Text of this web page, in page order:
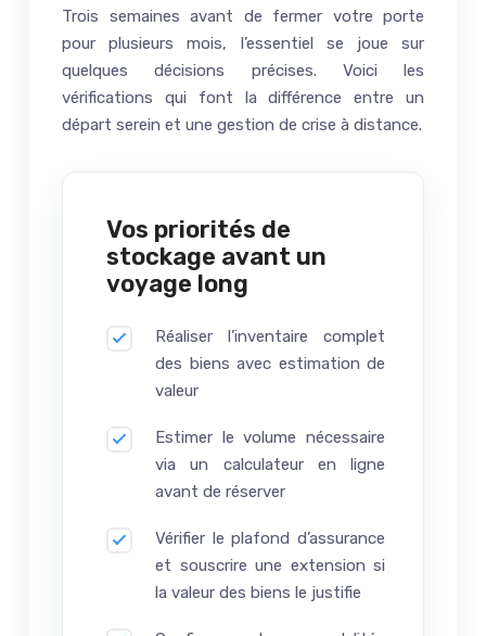
Trois semaines avant de fermer votre porte
pour plusieurs mois, l’essentiel se joue sur
quelques décisions précises. Voici les
vérifications qui font la différence entre un
départ serein et une gestion de crise à distance.
Vos priorités de
stockage avant un
voyage long
Réaliser l’inventaire complet
des biens avec estimation de
valeur
Estimer le volume nécessaire
via un calculateur en ligne
avant de réserver
Vérifier le plafond d’assurance
et souscrire une extension si
la valeur des biens le justifie